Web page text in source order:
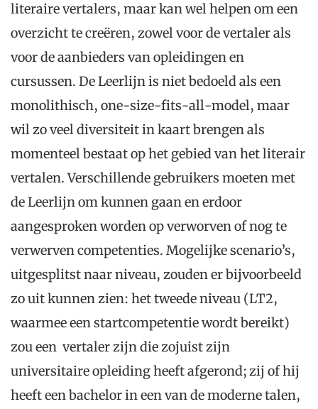
literaire vertalers, maar kan wel helpen om een
overzicht te creëren, zowel voor de vertaler als
voor de aanbieders van opleidingen en
cursussen. De Leerlijn is niet bedoeld als een
monolithisch, one-size-fits-all-model, maar
wil zo veel diversiteit in kaart brengen als
momenteel bestaat op het gebied van het literair
vertalen. Verschillende gebruikers moeten met
de Leerlijn om kunnen gaan en erdoor
aangesproken worden op verworven of nog te
verwerven competenties. Mogelijke scenario’s,
uitgesplitst naar niveau, zouden er bijvoorbeeld
zo uit kunnen zien: het tweede niveau (LT2,
waarmee een startcompetentie wordt bereikt)
zou een vertaler zijn die zojuist zijn
universitaire opleiding heeft afgerond; zij of hij
heeft een bachelor in een van de moderne talen,